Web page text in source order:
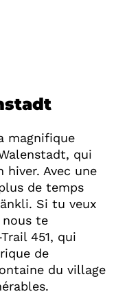
magnifique
qui
hiver. Avec une
de temps
Si tu veux
te
451, qui
de
du village